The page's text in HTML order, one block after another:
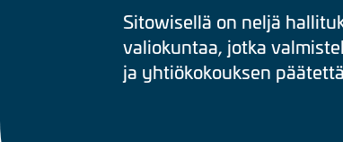
Sitowisellä on neljä
valiokuntaa, jotka
ja yhtiökokouksen